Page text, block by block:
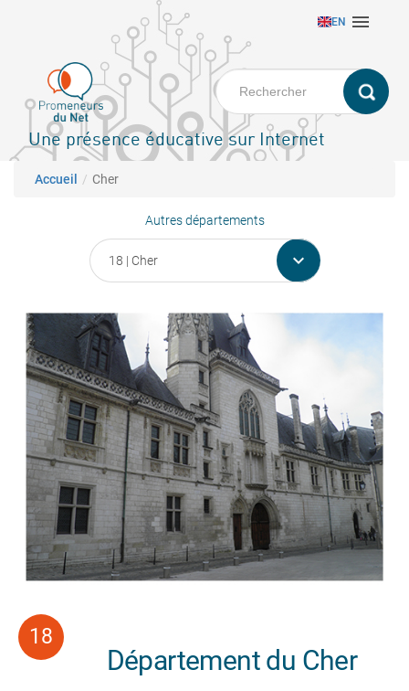
principal
EN 
Une présence éducative sur Internet
Fil d'Ariane
Accueil Cher
Autres départements

Département du Cher